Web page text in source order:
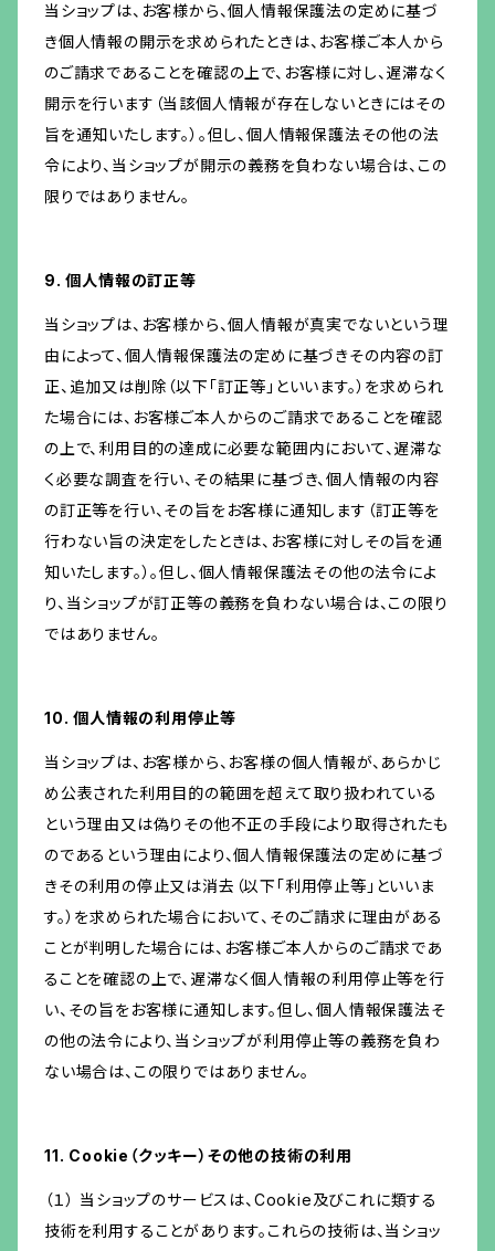
当ショップは、お客様から、個人情報保護法の定めに基づ
き個人情報の開示を求められたときは、お客様ご本人から
のご請求であることを確認の上で、お客様に対し、遅滞なく
開示を行います（当該個人情報が存在しないときにはその
旨を通知いたします。）。但し、個人情報保護法その他の法
令により、当ショップが開示の義務を負わない場合は、この
限りではありません。
9. 個人情報の訂正等
当ショップは、お客様から、個人情報が真実でないという理
由によって、個人情報保護法の定めに基づきその内容の訂
正、追加又は削除（以下「訂正等」といいます。）を求められ
た場合には、お客様ご本人からのご請求であることを確認
の上で、利用目的の達成に必要な範囲内において、遅滞な
く必要な調査を行い、その結果に基づき、個人情報の内容
の訂正等を行い、その旨をお客様に通知します（訂正等を
行わない旨の決定をしたときは、お客様に対しその旨を通
知いたします。）。但し、個人情報保護法その他の法令によ
り、当ショップが訂正等の義務を負わない場合は、この限り
ではありません。
10. 個人情報の利用停止等
当ショップは、お客様から、お客様の個人情報が、あらかじ
め公表された利用目的の範囲を超えて取り扱われている
という理由又は偽りその他不正の手段により取得されたも
のであるという理由により、個人情報保護法の定めに基づ
きその利用の停止又は消去（以下「利用停止等」といいま
す。）を求められた場合において、そのご請求に理由がある
ことが判明した場合には、お客様ご本人からのご請求であ
ることを確認の上で、遅滞なく個人情報の利用停止等を行
い、その旨をお客様に通知します。但し、個人情報保護法そ
の他の法令により、当ショップが利用停止等の義務を負わ
ない場合は、この限りではありません。
11. Cookie（クッキー）その他の技術の利用
（１） 当ショップのサービスは、Cookie及びこれに類する
技術を利用することがあります。これらの技術は、当ショッ